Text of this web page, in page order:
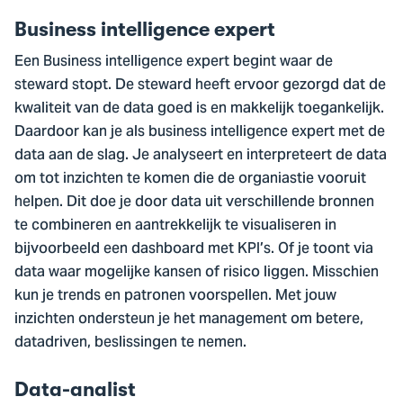
Business intelligence expert
Een Business intelligence expert begint waar de
steward stopt. De steward heeft ervoor gezorgd dat de
kwaliteit van de data goed is en makkelijk toegankelijk.
Daardoor kan je als business intelligence expert met de
data aan de slag. Je analyseert en interpreteert de data
om tot inzichten te komen die de organiastie vooruit
helpen. Dit doe je door data uit verschillende bronnen
te combineren en aantrekkelijk te visualiseren in
bijvoorbeeld een dashboard met KPI’s. Of je toont via
data waar mogelijke kansen of risico liggen. Misschien
kun je trends en patronen voorspellen. Met jouw
inzichten ondersteun je het management om betere,
datadriven, beslissingen te nemen.
Data-analist